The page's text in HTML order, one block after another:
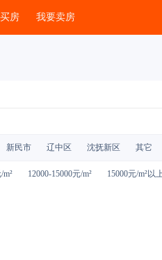
房 我要卖房
新民市 辽中区 沈抚新区 其它
m² 12000-15000元/m² 15000元/m²以